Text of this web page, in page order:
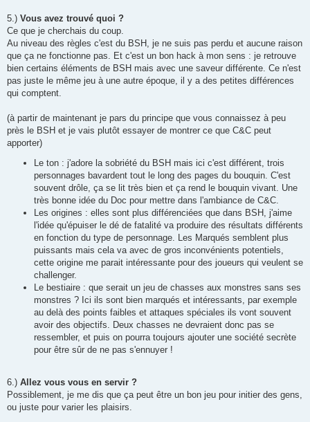
5.) Vous avez trouvé quoi ?
Ce que je cherchais du coup.
Au niveau des règles c'est du BSH, je ne suis pas perdu et aucune raison
que ça ne fonctionne pas. Et c'est un bon hack à mon sens : je retrouve
bien certains éléments de BSH mais avec une saveur différente. Ce n'est
pas juste le même jeu à une autre époque, il y a des petites différences
qui comptent.
(à partir de maintenant je pars du principe que vous connaissez à peu
près le BSH et je vais plutôt essayer de montrer ce que C&C peut
apporter)
Le ton : j'adore la sobriété du BSH mais ici c'est différent, trois
personnages bavardent tout le long des pages du bouquin. C'est
souvent drôle, ça se lit très bien et ça rend le bouquin vivant. Une
très bonne idée du Doc pour mettre dans l'ambiance de C&C.
Les origines : elles sont plus différenciées que dans BSH, j'aime
l'idée qu'épuiser le dé de fatalité va produire des résultats différents
en fonction du type de personnage. Les Marqués semblent plus
puissants mais cela va avec de gros inconvénients potentiels,
cette origine me parait intéressante pour des joueurs qui veulent se
challenger.
Le bestiaire : que serait un jeu de chasses aux monstres sans ses
monstres ? Ici ils sont bien marqués et intéressants, par exemple
au delà des points faibles et attaques spéciales ils vont souvent
avoir des objectifs. Deux chasses ne devraient donc pas se
ressembler, et puis on pourra toujours ajouter une société secrète
pour être sûr de ne pas s'ennuyer !
6.) Allez vous vous en servir ?
Possiblement, je me dis que ça peut être un bon jeu pour initier des gens,
ou juste pour varier les plaisirs.